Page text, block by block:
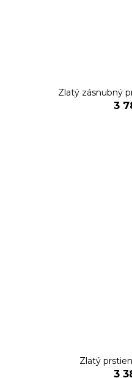
Zlatý zásnubný
3
Zlatý
3